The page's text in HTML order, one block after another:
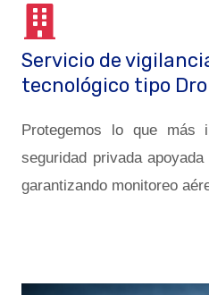
Servicio de
tecnológico tipo
Protegemos lo que más
seguridad privada
garantizando monitoreo